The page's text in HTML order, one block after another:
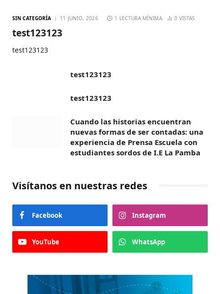
SIN CATEGORÍA 11 JUNIO, 2026 1 LECTURA MÍNIMA 0 VISTAS
test123123
test123123
test123123
test123123
Cuando las historias encuentran
nuevas formas de ser contadas: una
experiencia de Prensa Escuela con
estudiantes sordos de I.E La Pamba
Visítanos en nuestras redes
Facebook Instagram
YouTube WhatsApp